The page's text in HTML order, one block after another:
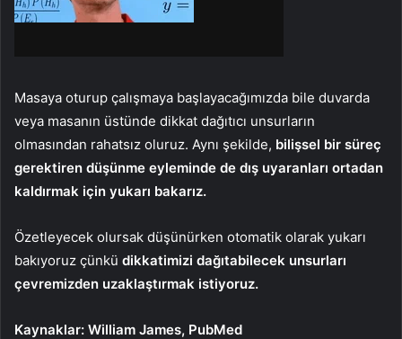
Masaya oturup çalışmaya başlayacağımızda bile duvarda
veya masanın üstünde dikkat dağıtıcı unsurların
olmasından rahatsız oluruz. Aynı şekilde, bilişsel bir süreç
gerektiren düşünme eyleminde de dış uyaranları ortadan
kaldırmak için yukarı bakarız.
Özetleyecek olursak düşünürken otomatik olarak yukarı
bakıyoruz çünkü dikkatimizi dağıtabilecek unsurları
çevremizden uzaklaştırmak istiyoruz.
Kaynaklar: William James, PubMed